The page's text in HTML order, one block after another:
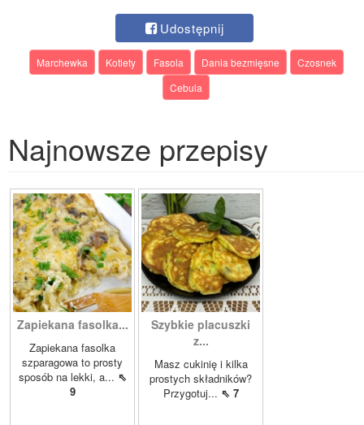
Udostępnij
Marchewka Kotlety Fasola Dania bezmięsne
Czosnek
Cebula
Najnowsze przepisy
Zapiekana fasolka...
Zapiekana fasolka
szparagowa to prosty
sposób na lekki, a... ⇖
9
Szybkie placuszki
z...
Masz cukinię i kilka
prostych składników?
Przygotuj... ⇖ 7